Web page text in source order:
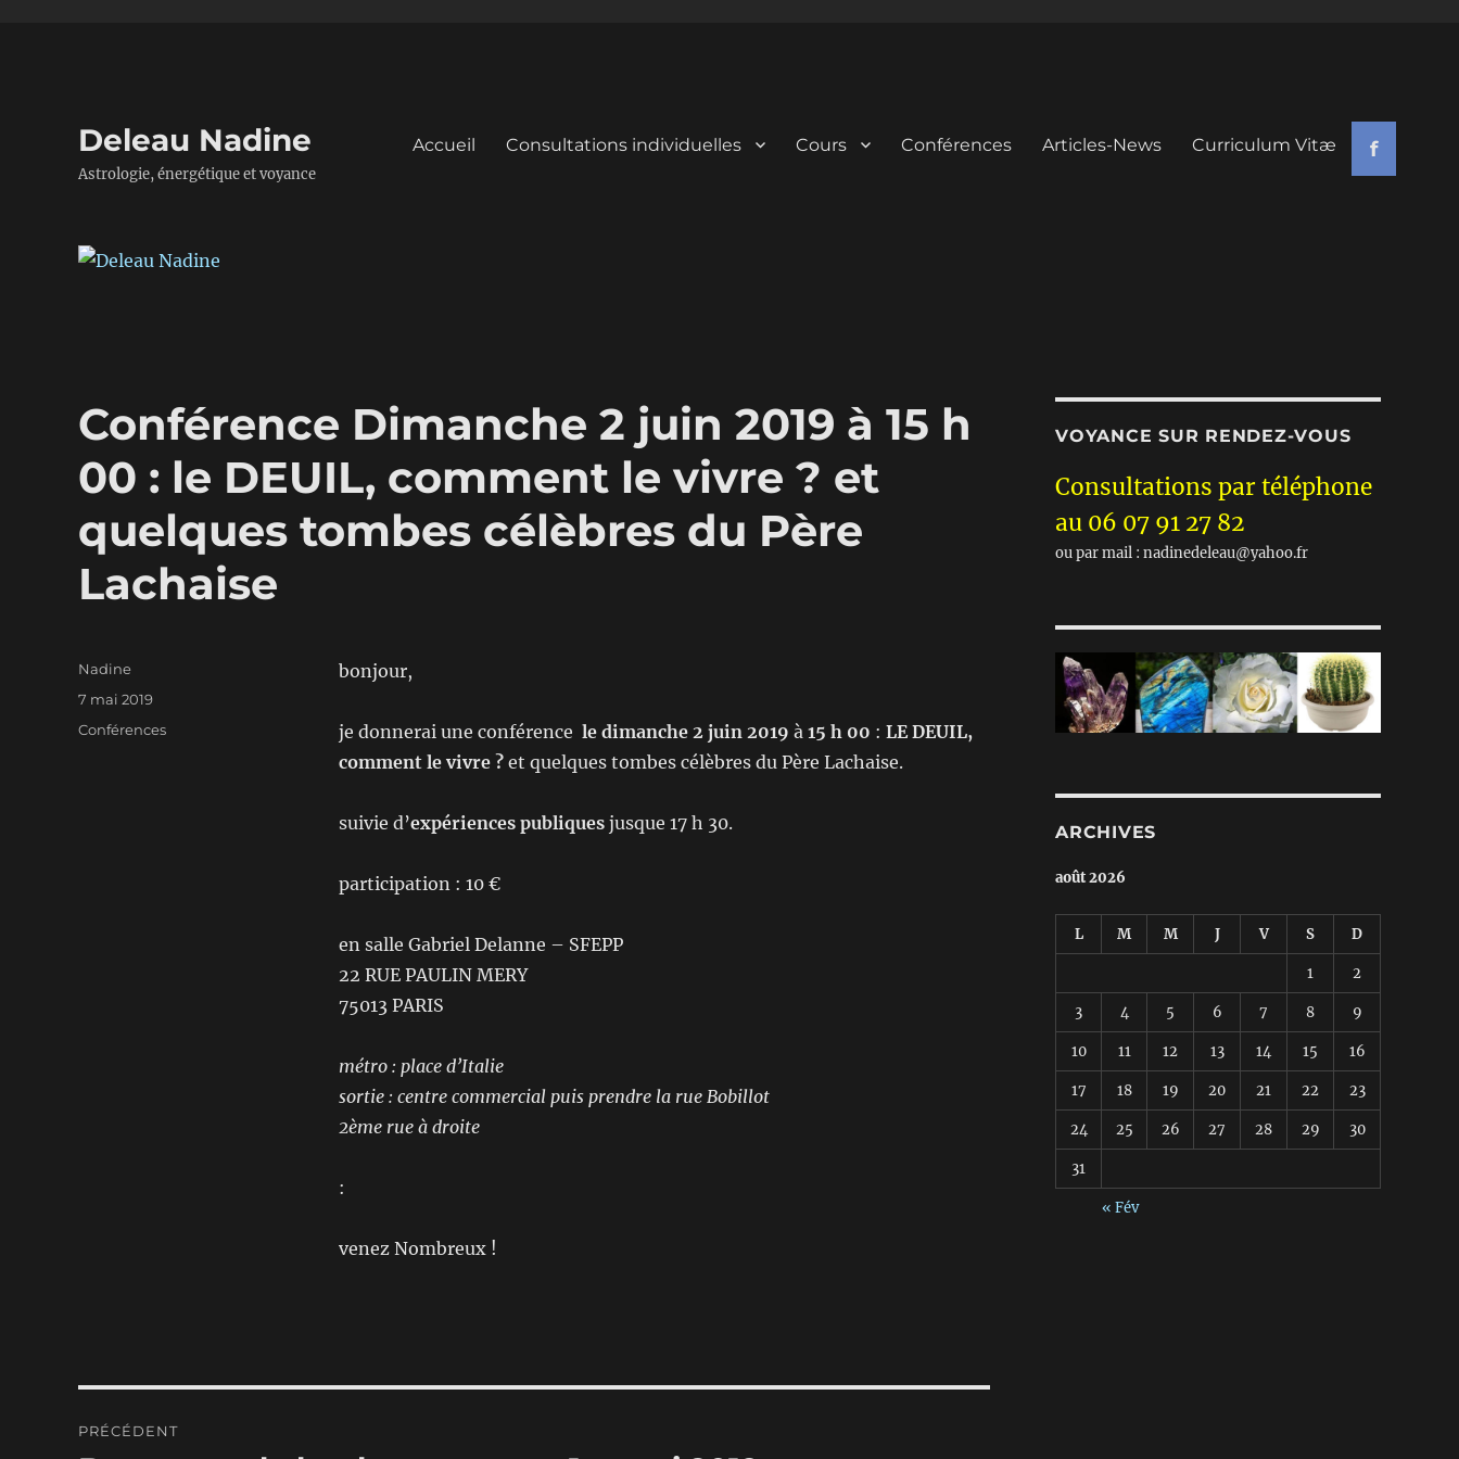
Deleau Nadine
Astrologie, énergétique et voyance
Accueil Consultations individuelles Cours Conférences Articles-News Curriculum Vitæ f
Conférence Dimanche 2 juin 2019 à 15 h
00 : le DEUIL, comment le vivre ? et
quelques tombes célèbres du Père
Lachaise
bonjour,
je donnerai une conférence le dimanche 2 juin 2019 à 15 h 00 : LE DEUIL,
comment le vivre ? et quelques tombes célèbres du Père Lachaise.
suivie d’expériences publiques jusque 17 h 30.
participation : 10 €
en salle Gabriel Delanne – SFEPP
22 RUE PAULIN MERY
75013 PARIS
métro : place d’Italie
sortie : centre commercial puis prendre la rue Bobillot
2ème rue à droite
:
venez Nombreux !
Auteur
Nadine
Publié
le
7 mai 2019
Catégories
Conférences
PRÉCÉDENT
VOYANCE SUR RENDEZ-VOUS
Consultations par téléphone
au 06 07 91 27 82
ou par mail : nadinedeleau@yahoo.fr
ARCHIVES
août 2026
L M M J V S D
1 2
3 4 5 6 7 8 9
10 11 12 13 14 15 16
17 18 19 20 21 22 23
24 25 26 27 28 29 30
31
« Fév